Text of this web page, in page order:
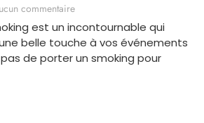
commentaire
est un incontournable qui
belle touche à vos événements
de porter un smoking pour